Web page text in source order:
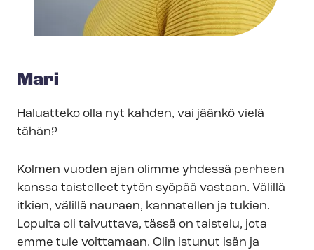
Mari
Haluatteko olla nyt kahden, vai jäänkö vielä
tähän?
Kolmen vuoden ajan olimme yhdessä perheen
kanssa taistelleet tytön syöpää vastaan. Välillä
itkien, välillä nauraen, kannatellen ja tukien.
Lopulta oli taivuttava, tässä on taistelu, jota
emme tule voittamaan. Olin istunut isän ja